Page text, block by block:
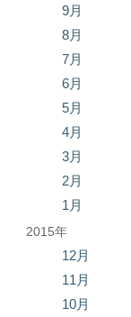
9月
8月
7月
6月
5月
4月
3月
2月
1月
2015年
12月
11月
10月